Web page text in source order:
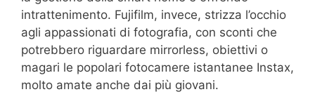
intrattenimento. Fujifilm, invece, strizza l’occhio
agli appassionati di fotografia, con sconti che
potrebbero riguardare mirrorless, obiettivi o
magari le popolari fotocamere istantanee Instax,
molto amate anche dai più giovani.